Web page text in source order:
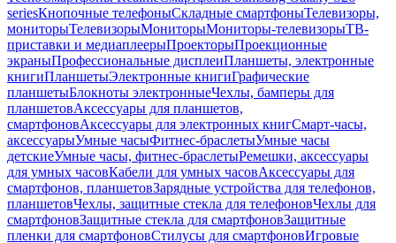
seriesКнопочные телефоныСкладные смартфоныТелевизоры,
мониторыТелевизорыМониторыМониторы-телевизорыТВ-
приставки и медиаплеерыПроекторыПроекционные
экраныПрофессиональные дисплеиПланшеты, электронные
книгиПланшетыЭлектронные книгиГрафические
планшетыБлокноты электронныеЧехлы, бамперы для
планшетовАксессуары для планшетов,
смартфоновАксессуары для электронных книгСмарт-часы,
аксессуарыУмные часыФитнес-браслетыУмные часы
детскиеУмные часы, фитнес-браслетыРемешки, аксессуары
для умных часовКабели для умных часовАксессуары для
смартфонов, планшетовЗарядные устройства для телефонов,
планшетовЧехлы, защитные стекла для телефоновЧехлы для
смартфоновЗащитные стекла для смартфоновЗащитные
пленки для смартфоновСтилусы для смартфоновИгровые